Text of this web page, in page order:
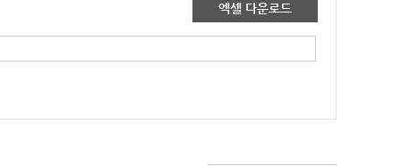
엑셀 다운로드